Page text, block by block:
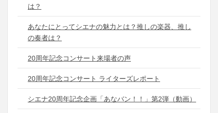
は？
あなたにとってシエナの魅力とは？推しの楽器、推し
の奏者は？
20周年記念コンサート来場者の声
20周年記念コンサート ライターズレポート
シエナ20周年記念企画「あなバン！！」第2弾（動画）